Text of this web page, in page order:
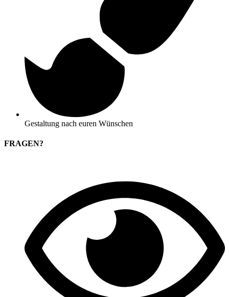
Gestaltung nach euren Wünschen
FRAGEN?